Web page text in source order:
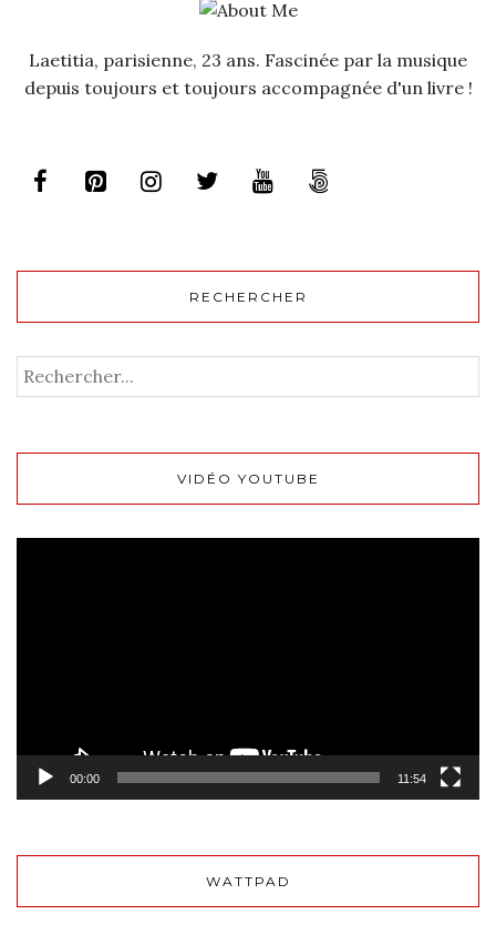
Laetitia, parisienne, 23 ans. Fascinée par la musique
depuis toujours et toujours accompagnée d'un livre !
RECHERCHER
VIDÉO YOUTUBE
00:00 11:54
WATTPAD